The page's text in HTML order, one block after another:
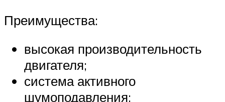
Преимущества:
высокая производительность
двигателя;
система активного
шумоподавления;